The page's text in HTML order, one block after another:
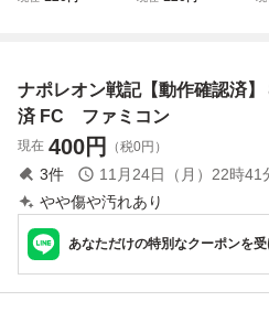
ナポレオン戦記【動作確認済
済 FC ファミコン
現在 400円 （税0円）
3件 11月24日（月）22時41
やや傷や汚れあり
あなただけの特別なクーポンを